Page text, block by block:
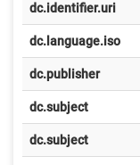
dc.identifier.uri
dc.language.iso
dc.publisher
dc.subject
dc.subject